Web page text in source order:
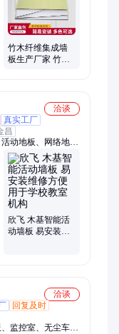
竹木纤维集成墙
板生产厂家 竹纤
洽谈
真实工厂
昌
动地板、网络地
地板、机房防静
泥地板、玻璃地
地板、机房地板、
欣飞 木基智能活
动墙板 易安装维
洽谈
回复及时
监控室、无尘车